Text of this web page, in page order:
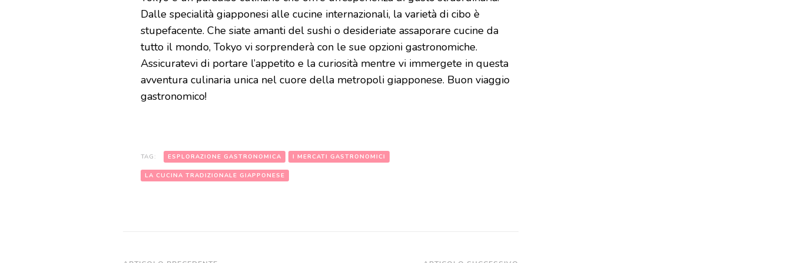
Dalle specialità giapponesi alle cucine internazionali, la varietà di cibo è
stupefacente. Che siate amanti del sushi o desideriate assaporare cucine da
tutto il mondo, Tokyo vi sorprenderà con le sue opzioni gastronomiche.
Assicuratevi di portare l’appetito e la curiosità mentre vi immergete in questa
avventura culinaria unica nel cuore della metropoli giapponese. Buon viaggio
gastronomico!
TAG: ESPLORAZIONE GASTRONOMICA I MERCATI GASTRONOMICI
LA CUCINA TRADIZIONALE GIAPPONESE